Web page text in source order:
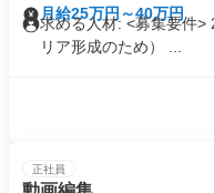
月給25万円～40万円
求める人材: <募集要件>
リア形成のため） ...
正社員